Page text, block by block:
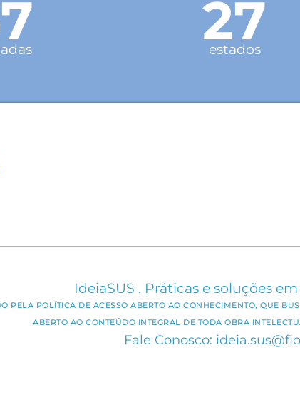
27
estados
IdeiaSUS . Práticas e soluções
PELA POLÍTICA DE ACESSO ABERTO AO CONHECIMENTO, QUE
ABERTO AO CONTEÚDO INTEGRAL DE TODA OBRA
Fale Conosco: